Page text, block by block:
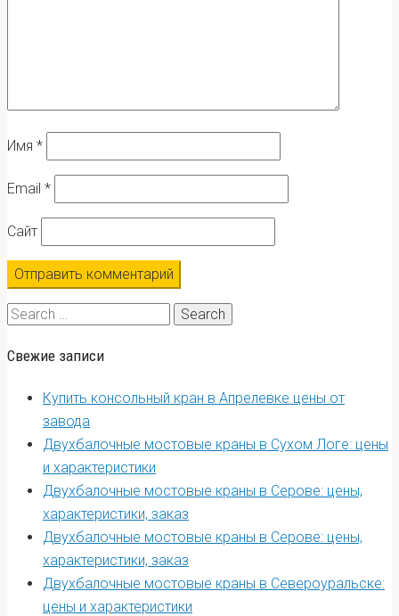
Имя *
Email *
Сайт
Search
Свежие записи
Купить консольный кран в Апрелевке цены от
завода
Двухбалочные мостовые краны в Сухом Логе: цены
и характеристики
Двухбалочные мостовые краны в Серове: цены,
характеристики, заказ
Двухбалочные мостовые краны в Серове: цены,
характеристики, заказ
Двухбалочные мостовые краны в Североуральске:
цены и характеристики